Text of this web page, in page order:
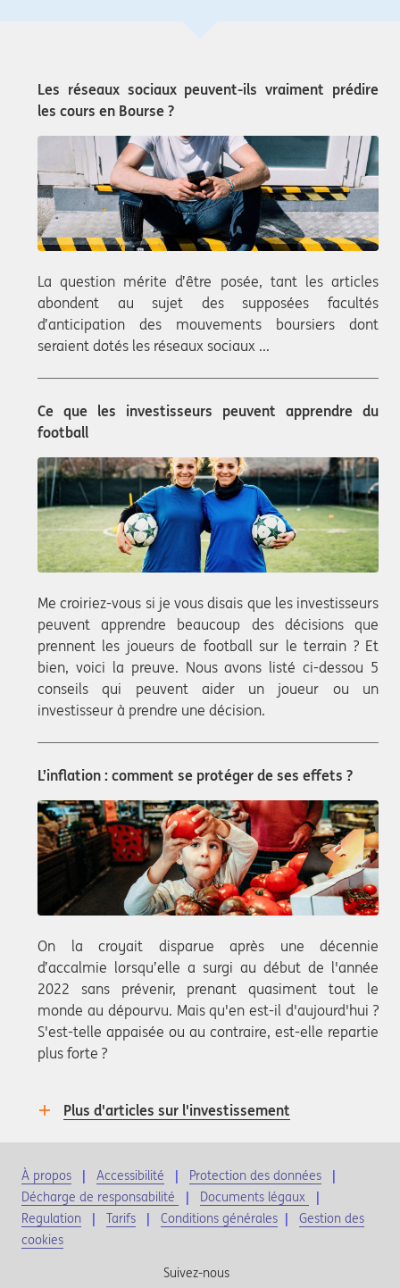
Les réseaux sociaux peuvent-ils vraiment prédire
les cours en Bourse ?
La question mérite d’être posée, tant les articles
abondent au sujet des supposées facultés
d’anticipation des mouvements boursiers dont
seraient dotés les réseaux sociaux ...
Ce que les investisseurs peuvent apprendre du
football
Me croiriez-vous si je vous disais que les investisseurs
peuvent apprendre beaucoup des décisions que
prennent les joueurs de football sur le terrain ? Et
bien, voici la preuve. Nous avons listé ci-dessou 5
conseils qui peuvent aider un joueur ou un
investisseur à prendre une décision.
L’inflation : comment se protéger de ses effets ?
On la croyait disparue après une décennie
d’accalmie lorsqu’elle a surgi au début de l'année
2022 sans prévenir, prenant quasiment tout le
monde au dépourvu. Mais qu'en est-il d'aujourd'hui ?
S'est-telle appaisée ou au contraire, est-elle repartie
plus forte ?
Plus d'articles sur l'investissement
À propos Accessibilité
Protection des données
Décharge de responsabilité
Documents légaux
Regulation
Tarifs Conditions générales | Gestion des
cookies
Suivez-nous